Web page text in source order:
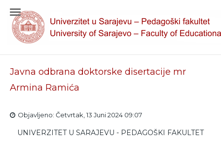
Javna odbrana doktorske disertacije mr
Armina Ramića
Objavljeno: Četvrtak, 13 Juni 2024 09:07
UNIVERZITET U SARAJEVU - PEDAGOŠKI FAKULTET